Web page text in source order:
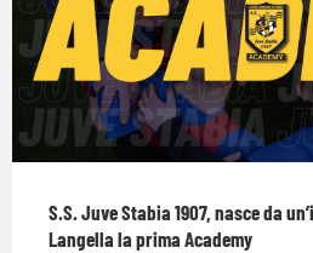
S.S. Juve Stabia 1907, nasce da
Langella la prima Academy